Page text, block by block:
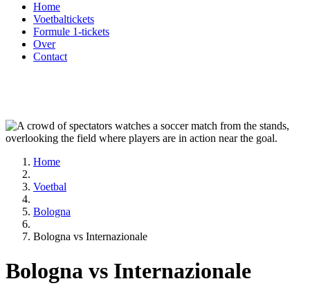
Home
Voetbaltickets
Formule 1-tickets
Over
Contact
Home
Voetbal
Bologna
Bologna vs Internazionale
Bologna vs Internazionale